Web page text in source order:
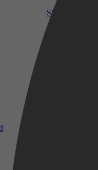
SkyShowtime